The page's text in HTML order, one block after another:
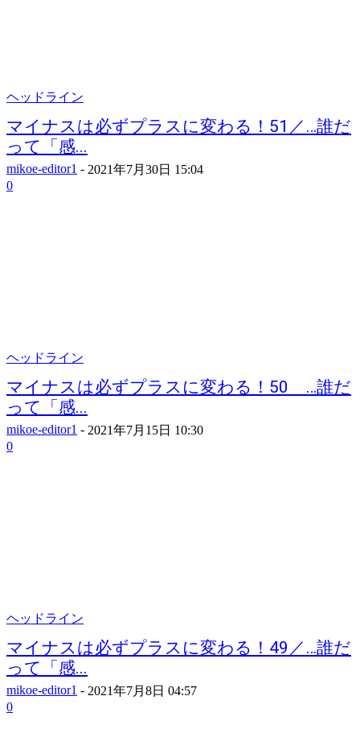
ヘッドライン
マイナスは必ずプラスに変わる！51／…誰だ
って「感...
mikoe-editor1 - 2021年7月30日 15:04
0
ヘッドライン
マイナスは必ずプラスに変わる！50 …誰だ
って「感...
mikoe-editor1 - 2021年7月15日 10:30
0
ヘッドライン
マイナスは必ずプラスに変わる！49／…誰だ
って「感...
mikoe-editor1 - 2021年7月8日 04:57
0